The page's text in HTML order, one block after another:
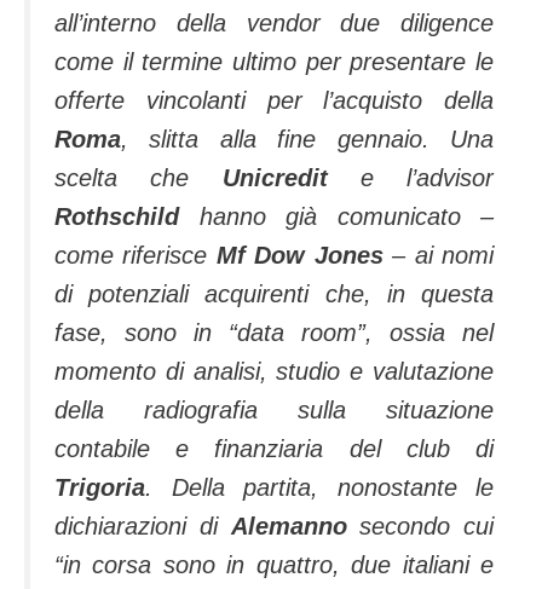
all’interno della vendor due diligence
come il termine ultimo per presentare le
offerte vincolanti per l’acquisto della
Roma, slitta alla fine gennaio. Una
scelta che Unicredit e l’advisor
Rothschild hanno già comunicato –
come riferisce Mf Dow Jones– ai nomi
di potenziali acquirenti che, in questa
fase, sono in “data room”, ossia nel
momento di analisi, studio e valutazione
della radiografia sulla situazione
contabile e finanziaria del club di
Trigoria. Della partita, nonostante le
dichiarazioni di Alemannosecondo cui
“in corsa sono in quattro, due italiani e